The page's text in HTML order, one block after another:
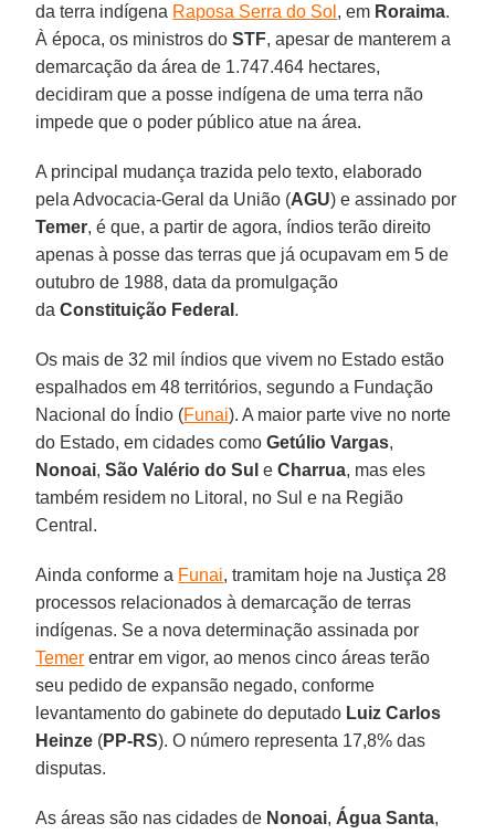
da terra indígena Raposa Serra do Sol , em Roraima.
À época, os ministros doSTF, apesar de manterem a
demarcação da área de 1.747.464 hectares,
decidiram que a posse indígena de uma terra não
impede que o poder público atue na área.
A principal mudança trazida pelo texto, elaborado
pela Advocacia-Geral da União (AGU) e assinado por
Temer, é que, a partir de agora, índios terão direito
apenas à posse das terras que já ocupavam em 5 de
outubro de 1988, data da promulgação
daConstituição Federal .
Os mais de 32 mil índios que vivem no Estado estão
espalhados em 48 territórios, segundo a Fundação
Nacional do Índio (Funai). A maior parte vive no norte
do Estado, em cidades comoGetúlio Vargas,
Nonoai,São Valério do Sul eCharrua, mas eles
também residem no Litoral, no Sul e na Região
Central.
Ainda conforme a Funai, tramitam hoje na Justiça 28
processos relacionados à demarcação de terras
indígenas. Se a nova determinação assinada por
Temer entrar em vigor, ao menos cinco áreas terão
seu pedido de expansão negado, conforme
levantamento do gabinete do deputado Luiz Carlos
Heinze (PP-RS). O número representa 17,8% das
disputas.
As áreas são nas cidades de Nonoai, Água Santa,